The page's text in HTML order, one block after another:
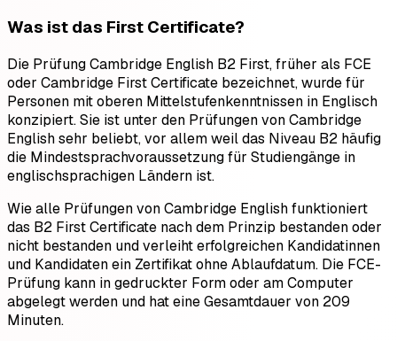
Was ist das First Certificate?
Die Prüfung Cambridge English B2 First, früher als FCE
oder Cambridge First Certificate bezeichnet, wurde für
Personen mit oberen Mittelstufenkenntnissen in Englisch
konzipiert. Sie ist unter den Prüfungen von Cambridge
English sehr beliebt, vor allem weil das Niveau B2 häufig
die Mindestsprachvoraussetzung für Studiengänge in
englischsprachigen Ländern ist.
Wie alle Prüfungen von Cambridge English funktioniert
das B2 First Certificate nach dem Prinzip bestanden oder
nicht bestanden und verleiht erfolgreichen Kandidatinnen
und Kandidaten ein Zertifikat ohne Ablaufdatum. Die FCE-
Prüfung kann in gedruckter Form oder am Computer
abgelegt werden und hat eine Gesamtdauer von 209
Minuten.